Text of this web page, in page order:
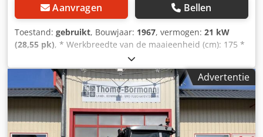
Aanvragen Bellen
Toestand: gebruikt, Bouwjaar: 1967, vermogen: 21 kW
(28,55 pk), * Werkbreedte van de maaieenheid (cm): 175 *
Gewicht zonder cabine (kg): 0 * Inhoud graantank (hl): 6,5 *
Type: MF30-6 Chodpfxjvhvf To Ag Dea * Fabrieksnummer:
0D7758 * Bouwjaar: 1967 ----Intern voertuignummer: 8144-
---Tussentijdse verkoop en vergissingen voorbehouden
WhatsApp-ondersteuning beschikbaar! Heeft u vragen
over het voertuig of wilt u meer informatie, stuur ons
gerust een bericht via WhatsApp WhatsApp WhatsApp
Advertentie